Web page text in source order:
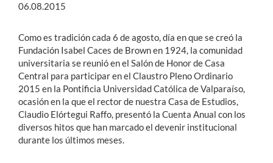
06.08.2015
Como es tradición cada 6 de agosto, día en que se creó la
Fundación Isabel Caces de Brown en 1924, la comunidad
universitaria se reunió en el Salón de Honor de Casa
Central para participar en el Claustro Pleno Ordinario
2015 en la Pontificia Universidad Católica de Valparaíso,
ocasión en la que el rector de nuestra Casa de Estudios,
Claudio Elórtegui Raffo, presentó la Cuenta Anual con los
diversos hitos que han marcado el devenir institucional
durante los últimos meses.